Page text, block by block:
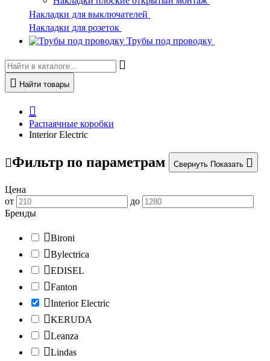
Накладки для выключателей
Накладки для розеток
Трубы под проводку
Найти товары
Распаячные коробки
Interior Electric
Фильтр по параметрам Свернуть Показать
Цена
от
до
Бренды
Bironi
Bylectrica
EDISEL
Fanton
Interior Electric
KERUDA
Leanza
Lindas